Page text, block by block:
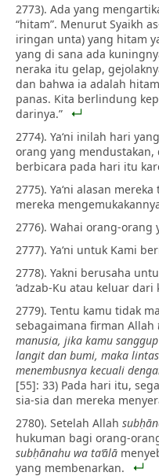
2773). Ada yang
“hitam”. Menurut Syaikh
iringan unta) yang hitam
yang di sana ada
neraka itu gelap,
dan bahwa ia adalah
panas. Kita berlindung
darinya.”
2774). Ya‘ni inilah hari
orang yang
berbicara pada hari itu
2775). Ya‘ni alasan
mereka
2776). Wahai orang-orang
2777). Ya‘ni untuk Kami
2778). Yakni berusaha
‘adzab-Ku atau keluar dari
2779). Tentu kamu tidak
sebagaimana firman Allah
manusia, jika kamu
langit dan bumi, maka
menembusnya kecuali
[55]: 33) Pada hari itu,
sia-sia dan mereka
2780). Setelah Allah
hukuman bagi orang-
subḥānahu wa ta‘ālā
yang membenarkan.